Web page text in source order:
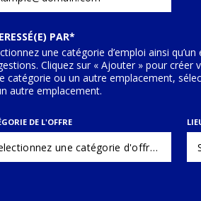
PAR
une catégorie d’emploi ainsi
Cliquez sur « Ajouter » pour
catégorie ou un autre emplacement,
autre emplacement.
DE L'OFFRE